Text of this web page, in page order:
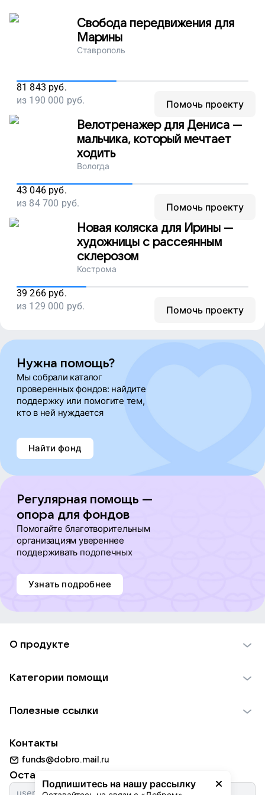
Павел Белов
Павел Белов
Тимур Б.
Свобода передвижения для
Марины
Ставрополь
81 843 руб.
из 190 000 руб. Помочь проекту
Велотренажер для Дениса —
мальчика, который мечтает
ходить
Вологда
43 046 руб.
из 84 700 руб. Помочь проекту
Новая коляска для Ирины —
художницы с рассеянным
склерозом
Кострома
39 266 руб.
из 129 000 руб. Помочь проекту
Нужна помощь?
Мы собрали каталог
проверенных фондов: найдите
поддержку или помогите тем,
кто в ней нуждается
Найти фонд
Регулярная помощь —
опора для фондов
Помогайте благотворительным
организациям увереннее
поддерживать подопечных
Узнать подробнее
Подпишитесь на нашу рассылку
О продукте
Использование материалов
Для НКО
Партнерам
Категории помощи
Пожилым
Животным
Природе
Полезные ссылки
Добрый день
Истории
Контакты
funds@dobro.mail.ru
Оставайтесь с нами